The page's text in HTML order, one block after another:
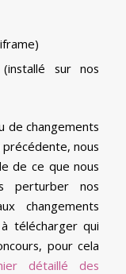
sur nos
de changements
nous
de ce que nous
perturber nos
changements
télécharger qui
pour cela
détaillé des